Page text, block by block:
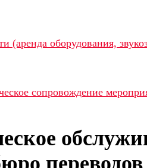
(аренда оборудования,
сопровождение